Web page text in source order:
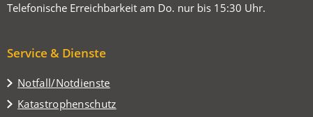
Telefonische Erreichbarkeit am Do. nur bis 15:30 Uhr.
Service & Dienste
Notfall/Notdienste
Katastrophenschutz